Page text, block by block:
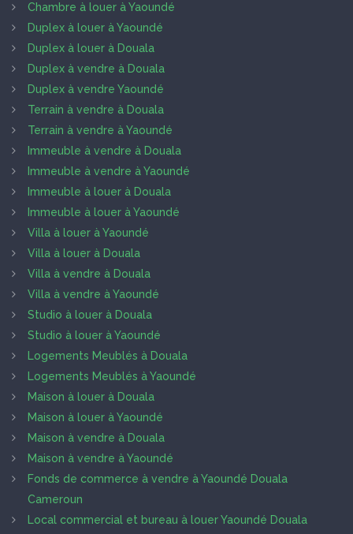
Chambre à louer à Yaoundé
Duplex à louer à Yaoundé
Duplex à louer à Douala
Duplex à vendre à Douala
Duplex à vendre Yaoundé
Terrain à vendre à Douala
Terrain à vendre à Yaoundé
Immeuble à vendre à Douala
Immeuble à vendre à Yaoundé
Immeuble à louer à Douala
Immeuble à louer à Yaoundé
Villa à louer à Yaoundé
Villa à louer à Douala
Villa à vendre à Douala
Villa à vendre à Yaoundé
Studio à louer à Douala
Studio à louer à Yaoundé
Logements Meublés à Douala
Logements Meublés à Yaoundé
Maison à louer à Douala
Maison à louer à Yaoundé
Maison à vendre à Douala
Maison à vendre à Yaoundé
Fonds de commerce à vendre à Yaoundé Douala
Cameroun
Local commercial et bureau à louer Yaoundé Douala